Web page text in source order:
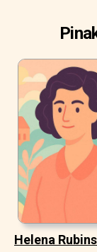
Helena